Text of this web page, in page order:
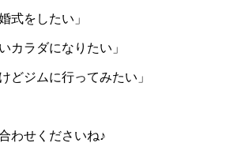
式をしたい」
カラダになりたい」
どジムに行ってみたい」
わせくださいね♪